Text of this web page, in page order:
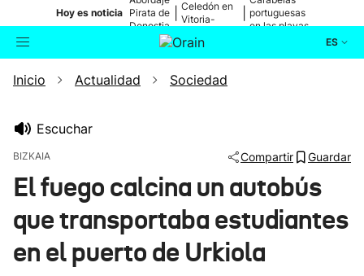
Hoy es noticia Pirata de
Donostia
Celedón en
Vitoria-
portuguesas
en las playas
ES
Buscador Actualidad
Ikusmiran
Eguraldia
Inicio Actualidad Sociedad
Escuchar
BIZKAIA Compartir Guardar
El fuego calcina un autobús
que transportaba estudiantes
en el puerto de Urkiola